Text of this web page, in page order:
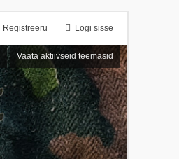
Logi sisse
Registreeru
Vaata aktiivseid teemasid